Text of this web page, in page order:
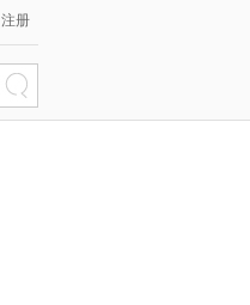
注册